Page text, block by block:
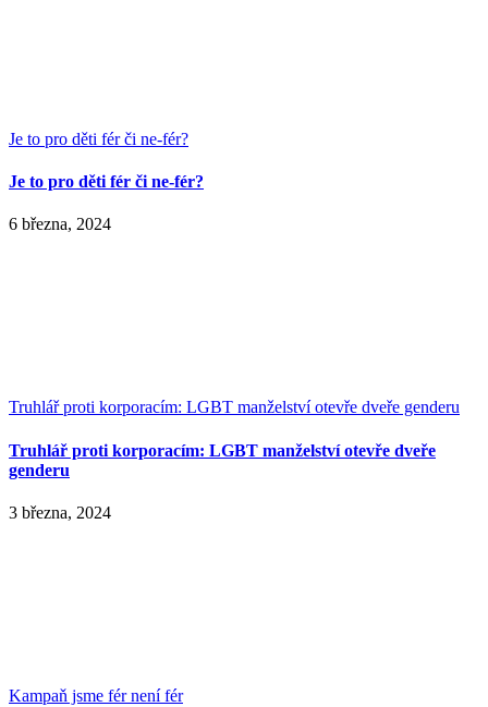
Je to pro děti fér či ne-fér?
Je to pro děti fér či ne-fér?
6 března, 2024
Truhlář proti korporacím: LGBT manželství otevře dveře genderu
Truhlář proti korporacím: LGBT manželství otevře dveře
genderu
3 března, 2024
Kampaň jsme fér není fér